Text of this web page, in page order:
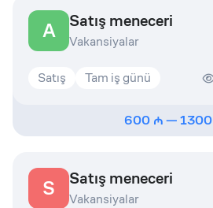
A Satış meneceri
Vakansiyalar
Satış Tam iş günü
600 —1300
S Satış meneceri
Vakansiyalar